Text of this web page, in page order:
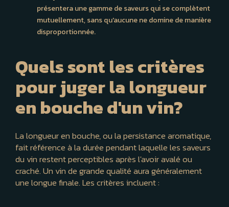
présentera une gamme de saveurs qui se complètent
mutuellement, sans qu'aucune ne domine de manière
disproportionnée.
Quels sont les critères
pour juger la longueur
en bouche d'un vin?
La longueur en bouche, ou la persistance aromatique,
fait référence à la durée pendant laquelle les saveurs
du vin restent perceptibles après l'avoir avalé ou
craché. Un vin de grande qualité aura généralement
une longue finale. Les critères incluent :